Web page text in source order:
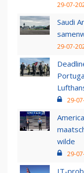
29-07-
Saudi
29-07-
29-
wilde
29-